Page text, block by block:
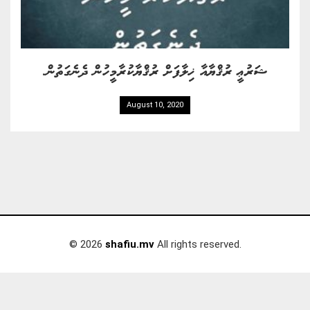
ޝަރުޢީ ރުޤްޔާއާ ޚިލާފަށް ރުޤްޔާކުރާމީހުން ދެނެގަތުން.
August 10, 2020
© 2026 shafiu.mvAll rights reserved.